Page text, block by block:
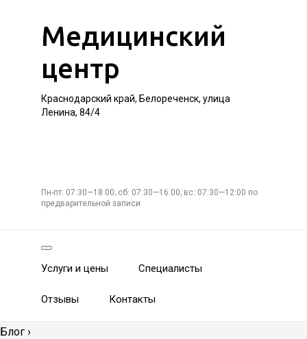
Медицинский
центр
Краснодарский край, Белореченск, улица
Ленина, 84/4
Пн-пт: 07:30—18:00; сб: 07:30—16:00; вс: 07:30—12:00 по
предварительной записи
Услуги и цены Специалисты
Отзывы Контакты
Блог ›